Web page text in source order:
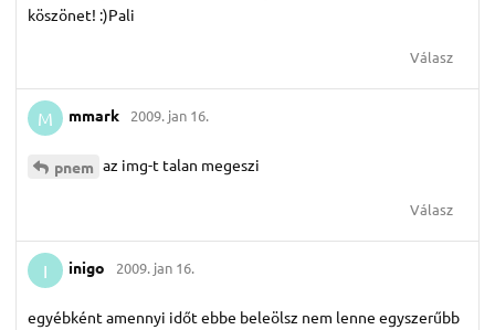
köszönet! :)Pali
Válasz
M mmark 2009. jan 16.
pnem az img-t talan megeszi
Válasz
I inigo 2009. jan 16.
egyébként amennyi időt ebbe beleölsz nem lenne egyszerűbb